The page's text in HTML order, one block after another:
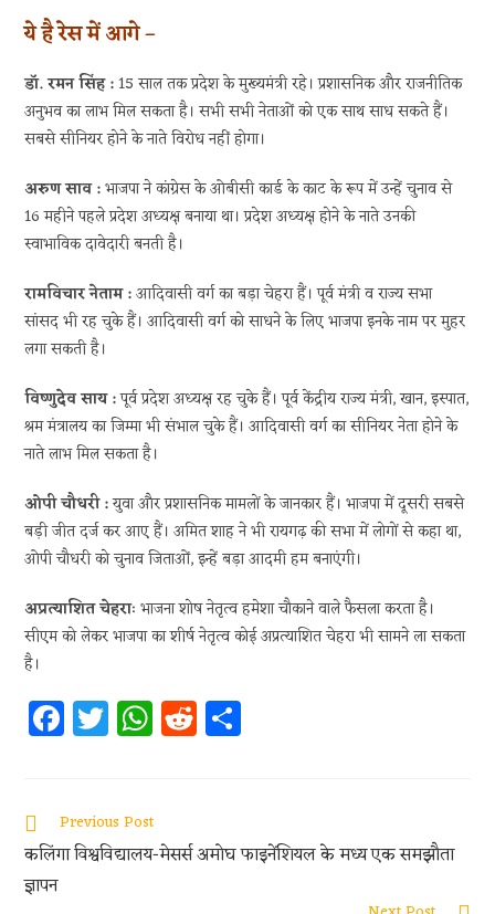
ये है रेस में आगे –
डॉ. रमन सिंह :15 साल तक प्रदेश के मुख्यमंत्री रहे। प्रशासनिक और राजनीतिक
अनुभव का लाभ मिल सकता है। सभी सभी नेताओं को एक साथ साध सकते हैं।
सबसे सीनियर होने के नाते विरोध नहीं होगा।
अरुण साव :भाजपा ने कांग्रेस के ओबीसी कार्ड के काट के रूप में उन्हें चुनाव से
16 महीने पहले प्रदेश अध्यक्ष बनाया था। प्रदेश अध्यक्ष होने के नाते उनकी
स्वाभाविक दावेदारी बनती है।
रामविचार नेताम :आदिवासी वर्ग का बड़ा चेहरा हैं। पूर्व मंत्री व राज्य सभा
सांसद भी रह चुके हैं। आदिवासी वर्ग को साधने के लिए भाजपा इनके नाम पर मुहर
लगा सकती है।
विष्णुदेव साय :पूर्व प्रदेश अध्यक्ष रह चुके हैं। पूर्व केंद्रीय राज्य मंत्री, खान, इस्पात,
श्रम मंत्रालय का जिम्मा भी संभाल चुके हैं। आदिवासी वर्ग का सीनियर नेता होने के
नाते लाभ मिल सकता है।
ओपी चौधरी :युवा और प्रशासनिक मामलों के जानकार हैं। भाजपा में दूसरी सबसे
बड़ी जीत दर्ज कर आए हैं। अमित शाह ने भी रायगढ़ की सभा में लोगों से कहा था,
ओपी चौधरी को चुनाव जिताओं, इन्हें बड़ा आदमी हम बनाएंगी।
अप्रत्याशित चेहराः भाजना शोष नेतृत्व हमेशा चौकाने वाले फैसला करता है।
सीएम को लेकर भाजपा का शीर्ष नेतृत्व कोई अप्रत्याशित चेहरा भी सामने ला सकता
है।
Fa
ce
oo
k
T
w
er
W
h
s
A
R
e
t
Previous Post
कलिंगा विश्वविद्यालय-मेसर्स अमोघ फाइनेंशियल के मध्य एक समझौता
ज्ञापन